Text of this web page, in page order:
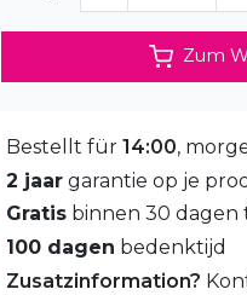
Zum
Bestellt für 14:00,
2 jaar garantie op je
Gratis binnen 30
100 dagen bedenktijd
Zusatzinformation?